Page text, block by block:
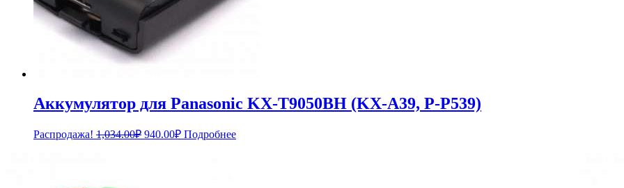
Аккумулятор для Panasonic KX-T9050BH (KX-A39, P-P539)
Распродажа! 1,034.00₽ Первоначальная
940.00₽Текущая
Подробнее